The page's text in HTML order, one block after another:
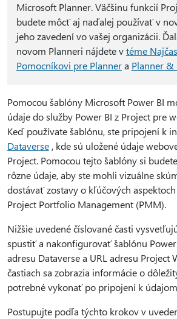
Microsoft Planner. Väčšinu funkcií
budete môcť aj naďalej používať v
jeho zavedení vo vašej organizácii.
novom Planneri nájdete vtéme
Pomocníkovi pre Plannera Planner &
Pomocou šablóny Microsoft Power BI
údaje do služby Power BI z Project pre
Keď používate šablónu, ste pripojení k
Dataverse , kde sú uložené údaje
Project. Pomocou tejto šablóny si
rôzne údaje, aby ste mohli vizuálne
dostávať zostavy o kľúčových
Project Portfolio Management (PMM).
Nižšie uvedené číslované časti
spustiť a nakonfigurovať šablónu Power
adresu Dataverse a URL adresu Project
častiach sa zobrazia informácie o
potrebné vykonať po pripojení k
Postupujte podľa týchto krokov v